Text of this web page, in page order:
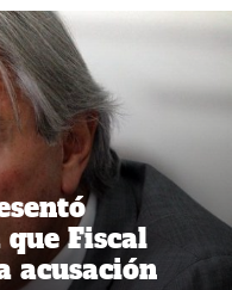
Fiscal
acusación